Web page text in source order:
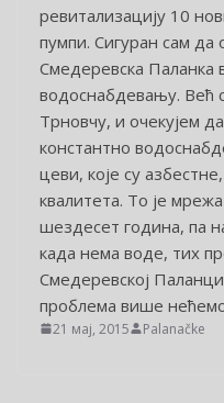
ревитализацију 10
пумпи. Сигуран сам да
Смедеревска
водоснабдевању. Већ
Трновчу, и очекујем
константно
цеви, које су
квалитета. То је
шездесет година, па
када нема воде, тих
Смедеревској
проблема више
21 мај, 2015 Palanačke